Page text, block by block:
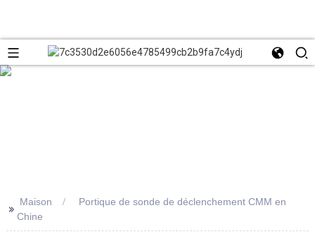
>> Maison
Portique de sonde de déclenchement CMM en
Chine